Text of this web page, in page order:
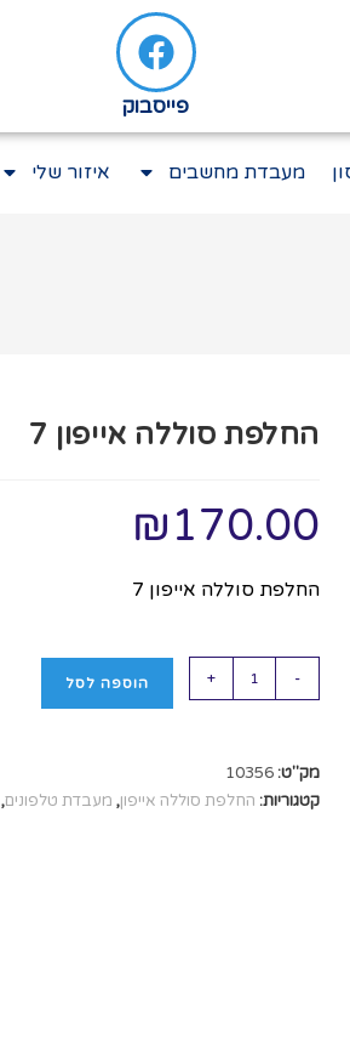
פייסבוק
מעבדת מחשבים איזור שלי
החלפת סוללה אייפון 7
₪170.00
החלפת סוללה אייפון 7
-
+ הוספה לסל
מק"ט: 10356
קטגוריות: החלפת סוללה אייפון, מעבדת טלפונים,